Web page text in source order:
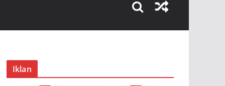
Iklan